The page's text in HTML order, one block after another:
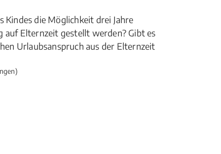
die Möglichkeit drei Jahre
auf Elternzeit gestellt werden? Gibt es
Urlaubsanspruch aus der Elternzeit